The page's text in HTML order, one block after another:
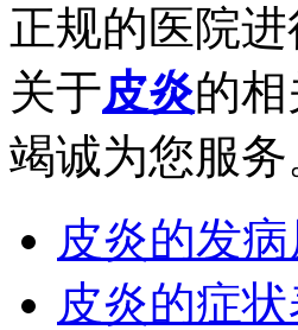
正规的医院
关于皮炎的
竭诚为您服务
皮炎的发
皮炎的症